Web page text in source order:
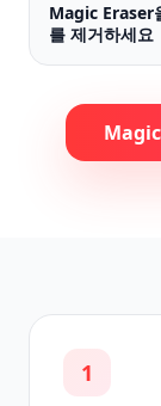
Magic Eraser
를 제거하세요
1